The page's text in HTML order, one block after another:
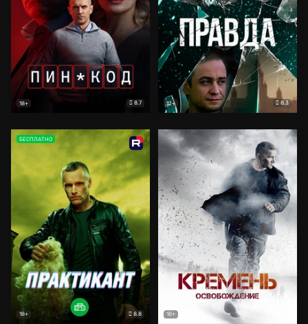
18+ 8.7 12+ 8.3
18+ 8.8
БЕСПЛАТНО
18+